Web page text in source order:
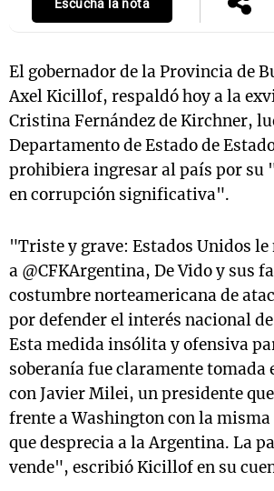
Escuchá la nota
El gobernador de la Provincia de
Axel Kicillof, respaldó hoy a la
Cristina Fernández de Kirchner,
Departamento de Estado de
prohibiera ingresar al país por
en corrupción significativa".
"Triste y grave: Estados Unidos
a @CFKArgentina, De Vido y sus
costumbre norteamericana de
por defender el interés nacional
Esta medida insólita y ofensiva
soberanía fue claramente tomada
con Javier Milei, un presidente
frente a Washington con la
que desprecia a la Argentina. La
vende", escribió Kicillof en su
Mundial 2026